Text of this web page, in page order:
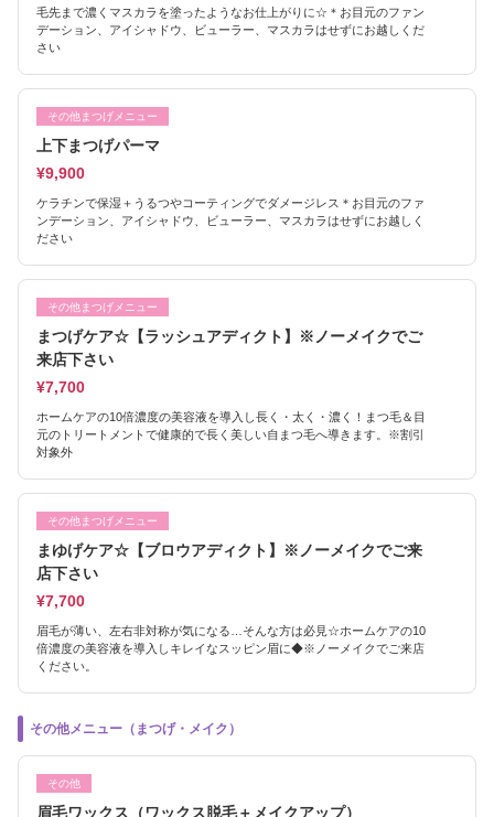
毛先まで濃くマスカラを塗ったようなお仕上がりに☆＊お目元のファン
デーション、アイシャドウ、ビューラー、マスカラはせずにお越しくだ
さい
その他まつげメニュー
上下まつげパーマ
¥9,900
ケラチンで保湿＋うるつやコーティングでダメージレス＊お目元のファ
ンデーション、アイシャドウ、ビューラー、マスカラはせずにお越しく
ださい
その他まつげメニュー
まつげケア☆【ラッシュアディクト】※ノーメイクでご
来店下さい
¥7,700
ホームケアの10倍濃度の美容液を導入し長く・太く・濃く！まつ毛＆目
元のトリートメントで健康的で長く美しい自まつ毛へ導きます。※割引
対象外
その他まつげメニュー
まゆげケア☆【ブロウアディクト】※ノーメイクでご来
店下さい
¥7,700
眉毛が薄い、左右非対称が気になる…そんな方は必見☆ホームケアの10
倍濃度の美容液を導入しキレイなスッピン眉に◆※ノーメイクでご来店
ください。
その他メニュー（まつげ・メイク）
その他
眉毛ワックス（ワックス脱毛＋メイクアップ）